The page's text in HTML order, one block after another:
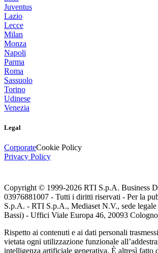
Juventus
Lazio
Lecce
Milan
Monza
Napoli
Parma
Roma
Sassuolo
Torino
Udinese
Venezia
Legal
CorporateCookie Policy
Privacy Policy
Copyright © 1999-2026 RTI S.p.A. Business
03976881007 - Tutti i diritti riservati - Per la
S.p.A. - RTI S.p.A., Mediaset N.V., sede legale
Bassi) - Uffici Viale Europa 46, 20093
Rispetto ai contenuti e ai dati personali
vietata ogni utilizzazione funzionale
intelligenza artificiale generativa. È altresì fatto